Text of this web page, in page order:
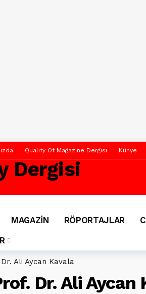
Quality Of Magazine Dergisi Künye
MAGAZİN RÖPORTAJLAR
Ali Aycan Kavala
Dr. Ali Aycan